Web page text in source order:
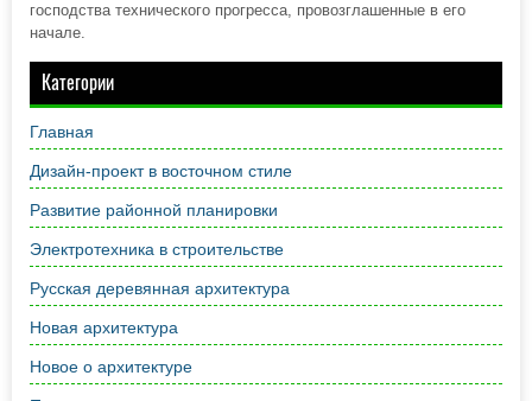
господства технического прогресса, провозглашенные в его
начале.
Категории
Главная
Дизайн-проект в восточном стиле
Развитие районной планировки
Электротехника в строительстве
Русская деревянная архитектура
Новая архитектура
Новое о архитектуре